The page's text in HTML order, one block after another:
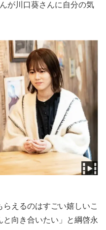
が川口葵さんに自分の気
えるのはすごい嬉しいこ
向き合いたい」と綱啓永